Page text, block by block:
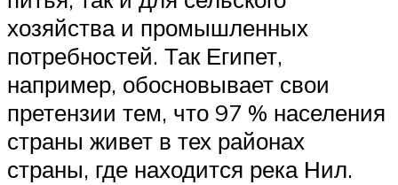
хозяйства и промышленных
потребностей. Так Египет,
например, обосновывает свои
претензии тем, что 97 % населения
страны живет в тех районах
страны, где находится река Нил.